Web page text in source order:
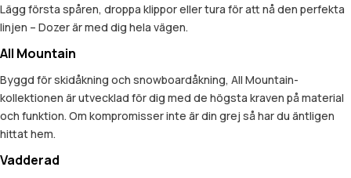
Lägg första spåren, droppa klippor eller tura för att nå den perfekta
linjen – Dozer är med dig hela vägen.
All Mountain
Byggd för skidåkning och snowboardåkning, All Mountain-
kollektionen är utvecklad för dig med de högsta kraven på material
och funktion. Om kompromisser inte är din grej så har du äntligen
hittat hem.
Vadderad